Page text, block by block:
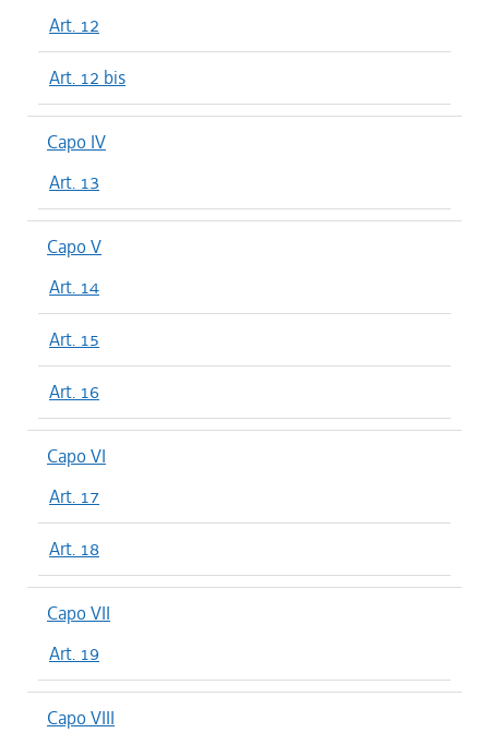
Art. 12
Art. 12 bis
Capo IV
Art. 13
Capo V
Art. 14
Art. 15
Art. 16
Capo VI
Art. 17
Art. 18
Capo VII
Art. 19
Capo VIII